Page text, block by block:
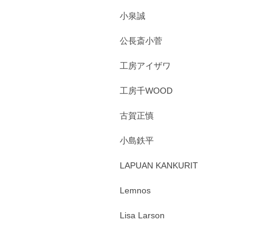
小泉誠
公長斎小菅
工房アイザワ
工房千WOOD
古賀正慎
小島鉄平
LAPUAN KANKURIT
Lemnos
Lisa Larson